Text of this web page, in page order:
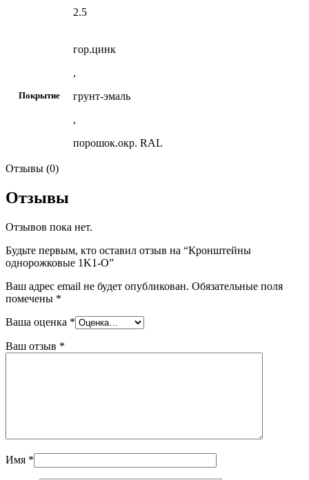
2.5
Покрытие
гор.цинк
,
грунт-эмаль
,
порошок.окр. RAL
Отзывы (0)
Отзывы
Отзывов пока нет.
Будьте первым, кто оставил отзыв на “Кронштейны
однорожковые 1K1-O”
Ваш адрес email не будет опубликован. Обязательные поля
помечены *
Ваша оценка *
Ваш отзыв *
Имя *